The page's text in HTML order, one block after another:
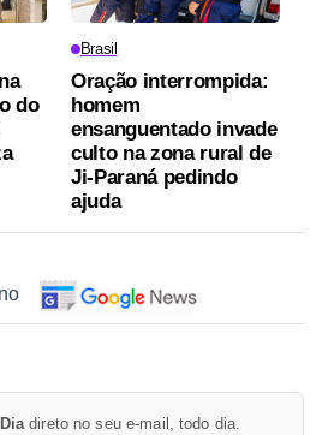
do
Brasil
Oração interrompida:
homem
ensanguentado invade
culto na zona rural de
Ji-Paraná pedindo
ajuda
direto no seu e-mail, todo dia.